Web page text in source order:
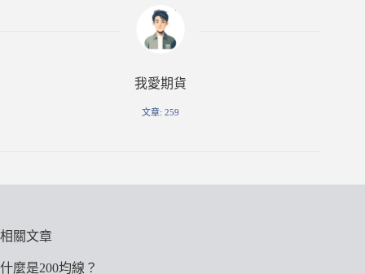
我愛期貨
文章: 259
相關文章
什麼是200均線？